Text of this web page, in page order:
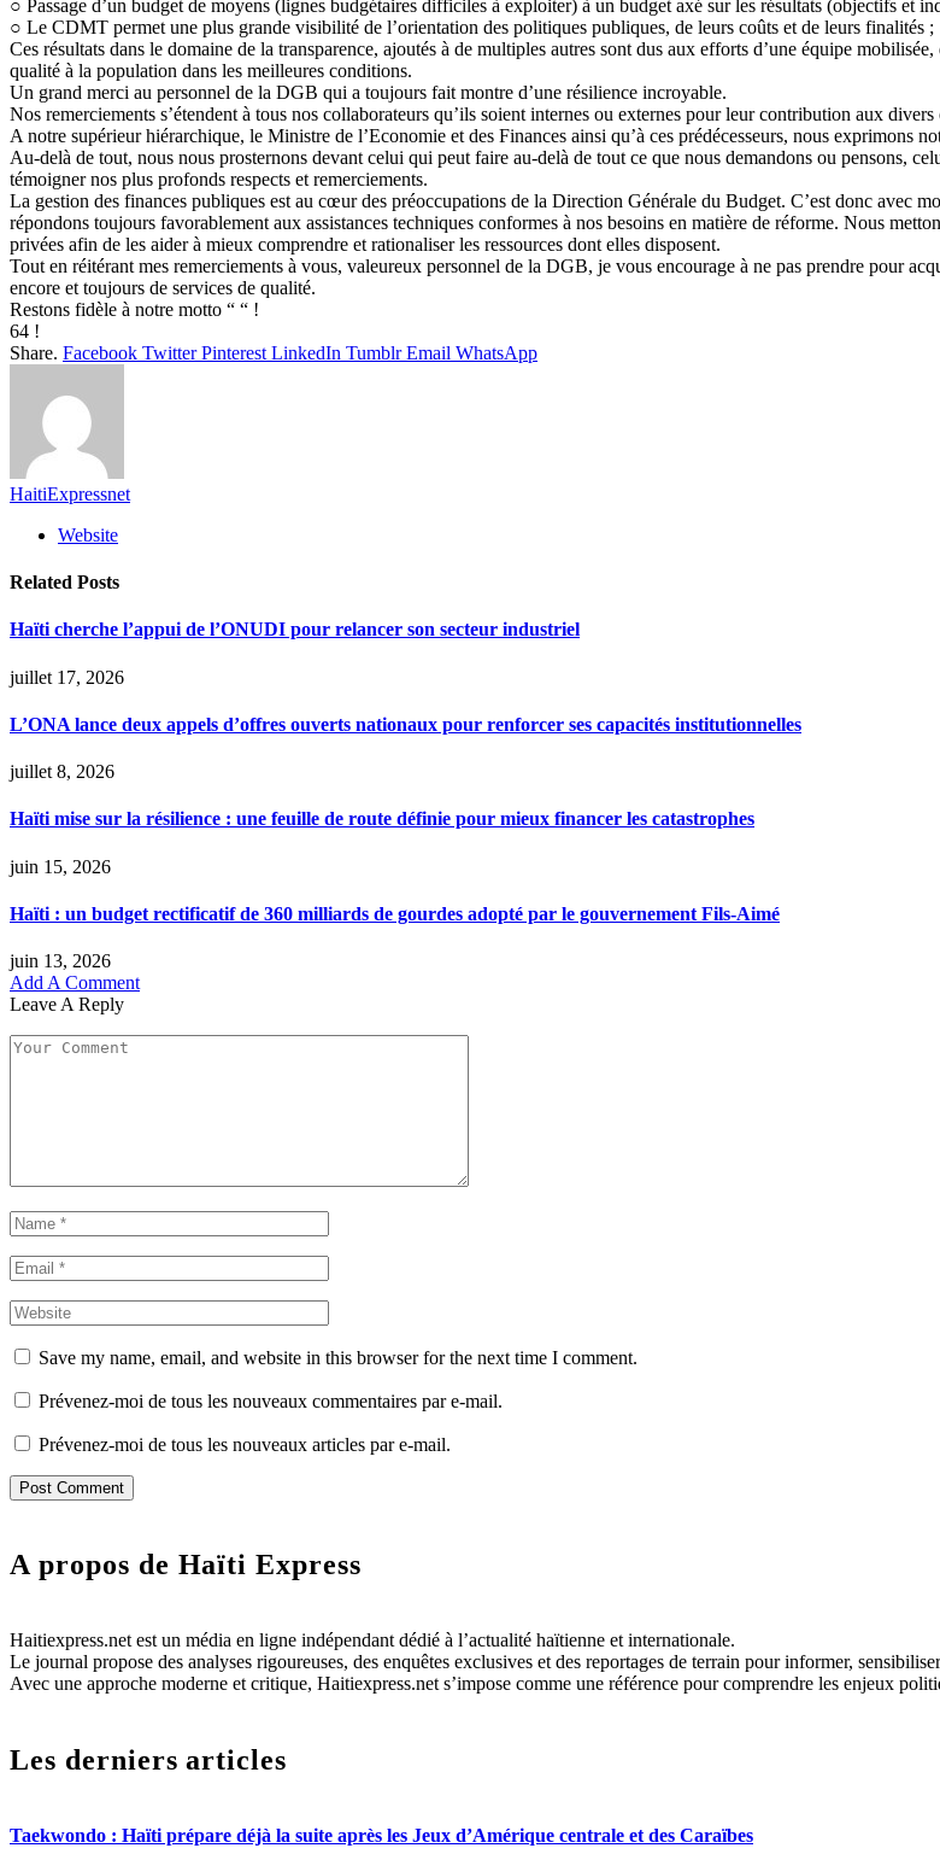
○ Passage d’un budget de moyens (lignes budgétaires difficiles à exploiter) à un budget axé sur les résultats (objectifs et
○ Le CDMT permet une plus grande visibilité de l’orientation des politiques publiques, de leurs coûts et de leurs finalités ;
Ces résultats dans le domaine de la transparence, ajoutés à de multiples autres sont dus aux efforts d’une équipe
qualité à la population dans les meilleures conditions.
Un grand merci au personnel de la DGB qui a toujours fait montre d’une résilience incroyable.
Nos remerciements s’étendent à tous nos collaborateurs qu’ils soient internes ou externes pour leur contribution aux
A notre supérieur hiérarchique, le Ministre de l’Economie et des Finances ainsi qu’à ces prédécesseurs, nous exprimons
Au-delà de tout, nous nous prosternons devant celui qui peut faire au-delà de tout ce que nous demandons ou pensons,
témoigner nos plus profonds respects et remerciements.
La gestion des finances publiques est au cœur des préoccupations de la Direction Générale du Budget. C’est donc avec
répondons toujours favorablement aux assistances techniques conformes à nos besoins en matière de réforme. Nous
privées afin de les aider à mieux comprendre et rationaliser les ressources dont elles disposent.
Tout en réitérant mes remerciements à vous, valeureux personnel de la DGB, je vous encourage à ne pas prendre pour
encore et toujours de services de qualité.
Restons fidèle à notre motto “ “ !
64 !
Share. Facebook Twitter Pinterest LinkedIn Tumblr Email WhatsApp
HaitiExpressnet
Website
Related Posts
Haïti cherche l’appui de l’ONUDI pour relancer son secteur industriel
juillet 17, 2026
L’ONA lance deux appels d’offres ouverts nationaux pour renforcer ses capacités institutionnelles
juillet 8, 2026
Haïti mise sur la résilience : une feuille de route définie pour mieux financer les catastrophes
juin 15, 2026
Haïti : un budget rectificatif de 360 milliards de gourdes adopté par le gouvernement Fils-Aimé
juin 13, 2026
Add A Comment
Leave A Reply
Save my name, email, and website in this browser for the next time I comment.
Prévenez-moi de tous les nouveaux commentaires par e-mail.
Prévenez-moi de tous les nouveaux articles par e-mail.
A propos de Haïti Express
Haitiexpress.net est un média en ligne indépendant dédié à l’actualité haïtienne et internationale.
Le journal propose des analyses rigoureuses, des enquêtes exclusives et des reportages de terrain pour informer,
Avec une approche moderne et critique, Haitiexpress.net s’impose comme une référence pour comprendre les enjeux
Les derniers articles
Taekwondo : Haïti prépare déjà la suite après les Jeux d’Amérique centrale et des Caraïbes